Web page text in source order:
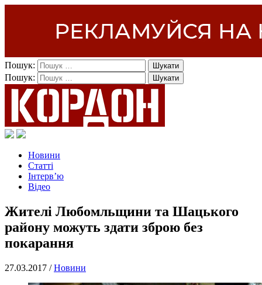
Пошук:
Пошук:
Новини
Статті
Інтерв’ю
Відео
Жителі Любомльщини та Шацького
району можуть здати зброю без
покарання
27.03.2017 /Новини